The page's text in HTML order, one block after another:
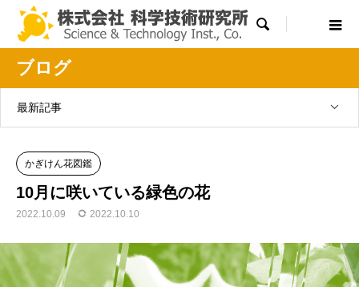

ブログ
最新記事
かぎけん花図鑑
10月に咲いている緑色の花
2022.10.09 2022.10.10